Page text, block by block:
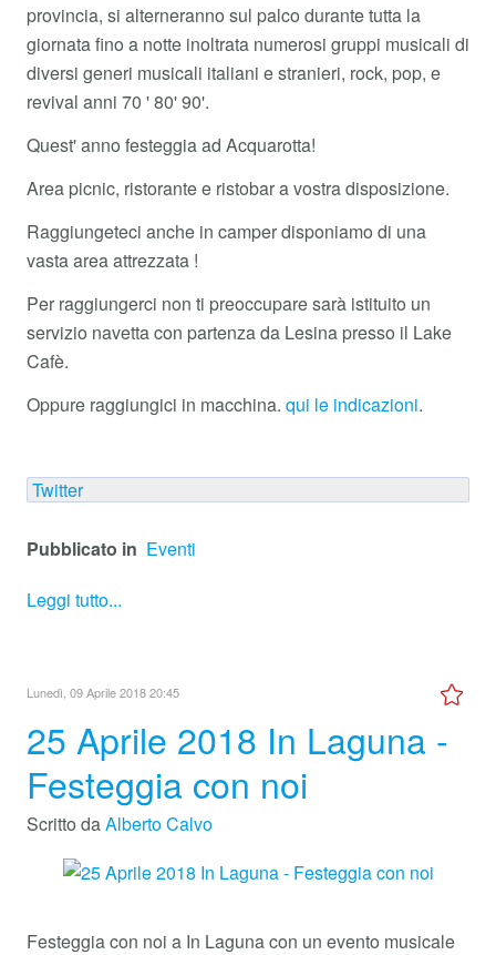
provincia, si alterneranno sul palco durante tutta la
giornata fino a notte inoltrata numerosi gruppi musicali di
diversi generi musicali italiani e stranieri, rock, pop, e
revival anni 70 ' 80' 90'.
Quest' anno festeggia ad Acquarotta!
Area picnic, ristorante e ristobar a vostra disposizione.
Raggiungeteci anche in camper disponiamo di una
vasta area attrezzata !
Per raggiungerci non ti preoccupare sarà istituito un
servizio navetta con partenza da Lesina presso il Lake
Cafè.
Oppure raggiungici in macchina. qui le indicazioni.
Twitter
Pubblicato in Eventi
Leggi tutto...
Lunedì, 09 Aprile 2018 20:45
25 Aprile 2018 In Laguna -
Festeggia con noi
Scritto daAlberto Calvo
Festeggia con noi a In Laguna con un evento musicale